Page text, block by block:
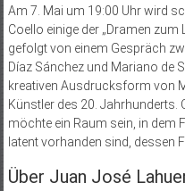
Am 7. Mai um 19:00 Uhr wird
Coello einige der „Dramen zum
gefolgt von einem Gespräch
Díaz Sánchez und Mariano de
kreativen Ausdrucksform von
Künstler des 20. Jahrhunderts.
möchte ein Raum sein, in dem
latent vorhanden sind, dessen
Über Juan José